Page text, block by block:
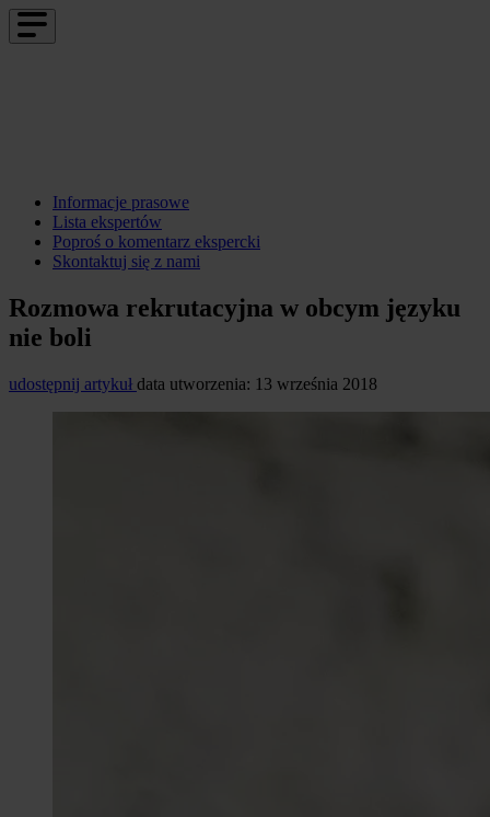
Informacje prasowe
Lista ekspertów
Poproś o komentarz ekspercki
Skontaktuj się z nami
Rozmowa rekrutacyjna w obcym języku
nie boli
udostępnij artykuł data utworzenia: 13 września 2018